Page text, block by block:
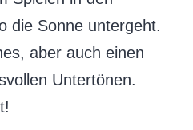
die Sonne untergeht.
aber auch einen
Untertönen.